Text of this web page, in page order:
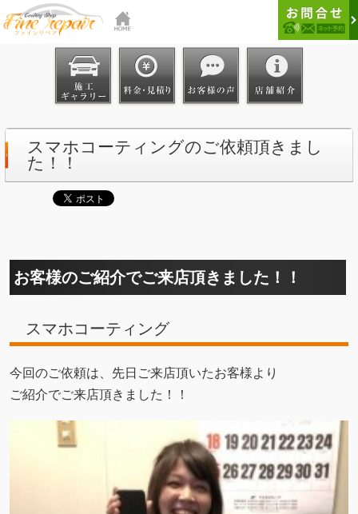
スマホコーティングのご依頼頂きまし
た！！
お客様のご紹介でご来店頂きました！！
スマホコーティング
今回のご依頼は、先日ご来店頂いたお客様より
ご紹介でご来店頂きました！！